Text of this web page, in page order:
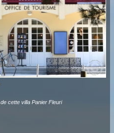
de cette villa Panier Fleuri